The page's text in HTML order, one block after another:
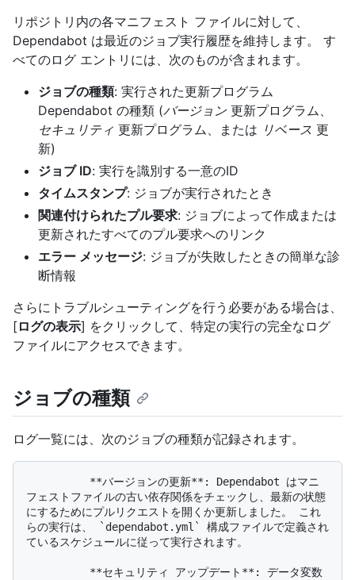
リポジトリ内の各マニフェスト ファイルに対して、
Dependabot は最近のジョブ実行履歴を維持します。 す
べてのログ エントリには、次のものが含まれます。
ジョブの種類: 実行された更新プログラム
Dependabot の種類 (バージョン更新プログラム、
セキュリティ 更新プログラム、または リベース 更
新)
ジョブ ID: 実行を識別する一意のID
タイムスタンプ: ジョブが実行されたとき
関連付けられたプル要求: ジョブによって作成または
更新されたすべてのプル要求へのリンク
エラー メッセージ: ジョブが失敗したときの簡単な診
断情報
さらにトラブルシューティングを行う必要がある場合は、
[ログの表示] をクリックして、特定の実行の完全なログ
ファイルにアクセスできます。
ジョブの種類
ログ一覧には、次のジョブの種類が記録されます。
フェストファイルの古い依存関係をチェックし、最新の状態
にするためにプルリクエストを開くか更新しました。 これ
らの実行は、 `dependabot.yml` 構成ファイルで定義され
ているスケジュールに従って実行されます。